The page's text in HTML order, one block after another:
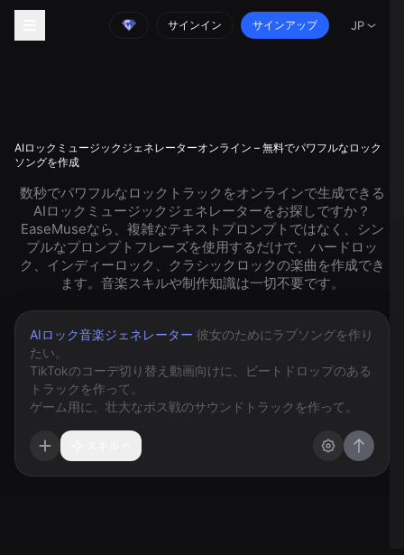
サインイン サインアップ JP
AIロックミュージックジェネレーターオンライン – 無料でパワフルなロック
ソングを作成
数秒でパワフルなロックトラックをオンラインで生成できる
AIロックミュージックジェネレーターをお探しですか？
EaseMuseなら、複雑なテキストプロンプトではなく、シン
プルなプロンプトフレーズを使用するだけで、ハードロッ
ク、インディーロック、クラシックロックの楽曲を作成でき
ます。音楽スキルや制作知識は一切不要です。
AIロック音楽ジェネレーター